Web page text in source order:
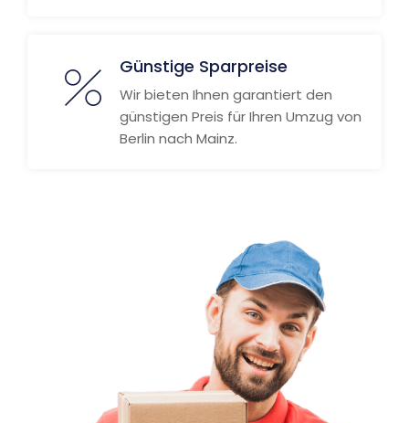
Günstige Sparpreise
Wir bieten Ihnen garantiert den
günstigen Preis für Ihren Umzug von
Berlin nach Mainz.